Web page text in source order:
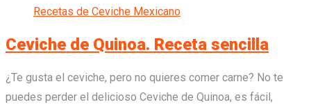
Recetas de Ceviche Mexicano
Ceviche de Quinoa. Receta sencilla
¿Te gusta el ceviche, pero no quieres comer carne? No te
puedes perder el delicioso Ceviche de Quinoa, es fácil,